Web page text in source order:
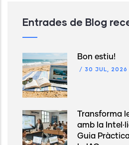
Entrades de Blog
Bon estiu!
/ 30 JUL, 2026
Transforma
amb la
Guia